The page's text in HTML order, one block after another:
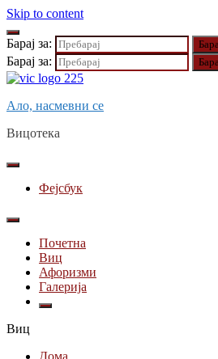
Skip to content
Барај за:
Барај за:
Ало, насмевни се
Вицотека
Фејсбук
Почетна
Виц
Афоризми
Галерија
Виц
Дома